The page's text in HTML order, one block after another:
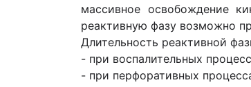
массивное освобождение
реактивную фазу возможно
Длительность реактивной
- при воспалительных
- при перфоративных